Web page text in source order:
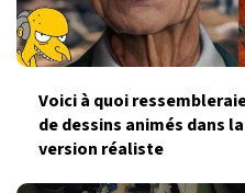
Voici à quoi
de dessins animés dans
version réaliste